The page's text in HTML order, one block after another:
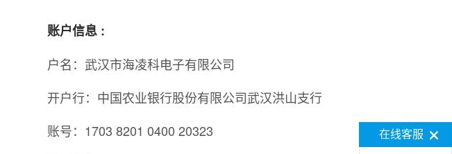
账户信息 :
户名：武汉市海凌科电子有限公司
开户行：中国农业银行股份有限公司武汉洪山支行
账号：1703 8201 0400 20323
在线客服